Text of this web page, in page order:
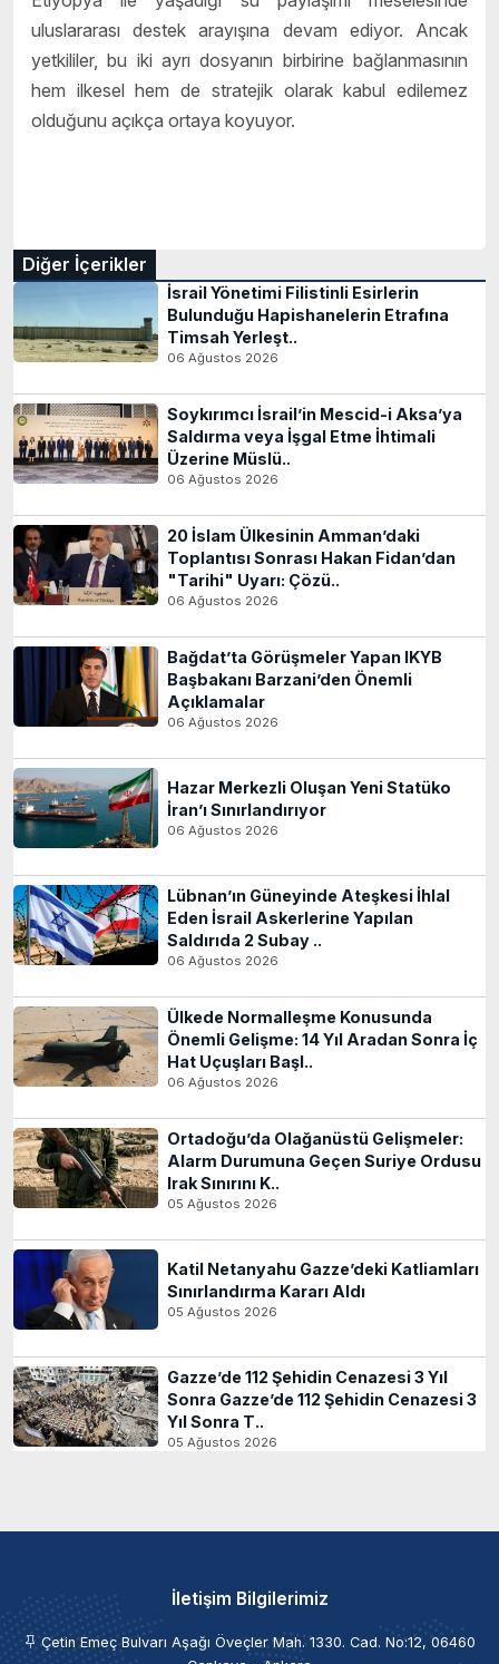
uluslararası destek arayışına devam ediyor. Ancak
yetkililer, bu iki ayrı dosyanın birbirine bağlanmasının
hem ilkesel hem de stratejik olarak kabul edilemez
olduğunu açıkça ortaya koyuyor.
Diğer İçerikler
İsrail Yönetimi Filistinli Esirlerin
Bulunduğu Hapishanelerin Etrafına
Timsah Yerleşt..
06 Ağustos 2026
Soykırımcı İsrail’in Mescid-i Aksa’ya
Saldırma veya İşgal Etme İhtimali
Üzerine Müslü..
06 Ağustos 2026
20 İslam Ülkesinin Amman’daki
Toplantısı Sonrası Hakan Fidan’dan
"Tarihi" Uyarı: Çözü..
06 Ağustos 2026
Bağdat’ta Görüşmeler Yapan IKYB
Başbakanı Barzani’den Önemli
Açıklamalar
06 Ağustos 2026
Hazar Merkezli Oluşan Yeni Statüko
İran’ı Sınırlandırıyor
06 Ağustos 2026
Lübnan’ın Güneyinde Ateşkesi İhlal
Eden İsrail Askerlerine Yapılan
Saldırıda 2 Subay ..
06 Ağustos 2026
Ülkede Normalleşme Konusunda
Önemli Gelişme: 14 Yıl Aradan Sonra İç
Hat Uçuşları Başl..
06 Ağustos 2026
Ortadoğu’da Olağanüstü Gelişmeler:
Alarm Durumuna Geçen Suriye Ordusu
Irak Sınırını K..
05 Ağustos 2026
Katil Netanyahu Gazze’deki Katliamları
Sınırlandırma Kararı Aldı
05 Ağustos 2026
Gazze’de 112 Şehidin Cenazesi 3 Yıl
Sonra Gazze’de 112 Şehidin Cenazesi 3
Yıl Sonra T..
05 Ağustos 2026
İletişim Bilgilerimiz
Çetin Emeç Bulvarı Aşağı Öveçler Mah. 1330. Cad. No:12, 06460